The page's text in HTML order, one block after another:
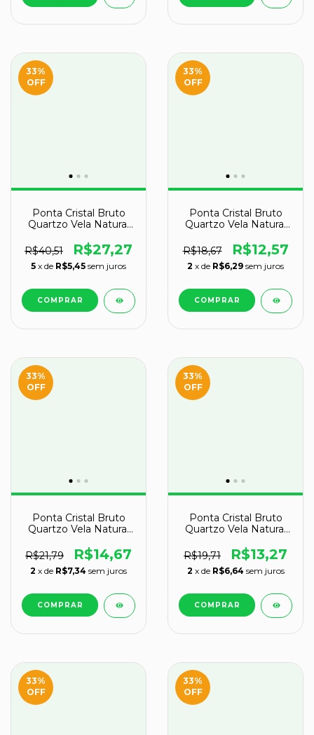
33%
OFF
Ponta Cristal Bruto
Quartzo Vela Natural
g
R$40,51 R$27,27
5 x de R$5,45 sem juros
33%
OFF
Ponta Cristal Bruto
Quartzo Vela Natural
g
R$18,67 R$12,57
2 x de R$6,29 sem juros
33%
OFF
Ponta Cristal Bruto
Quartzo Vela Natural
g
R$21,79 R$14,67
2 x de R$7,34 sem juros
33%
OFF
Ponta Cristal Bruto
Quartzo Vela Natural
g
R$19,71 R$13,27
2 x de R$6,64 sem juros
33%
OFF
33%
OFF